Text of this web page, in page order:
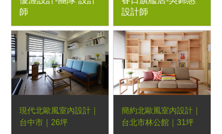
柚木雙抽床頭櫃、柚木
室內裝潢、舊屋翻新、
新屋裝潢、實木家具規
劃
師
邊几、柚木書架｜室內
翻新、新屋裝潢、實木
家具規劃
設計師
現代北歐風室內設計｜
台中市｜26坪
簡約北歐風室內設計｜
台北市林公館｜31坪